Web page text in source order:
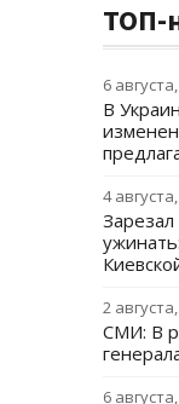
ТОП-
6
В
4
2
СМИ: В
6